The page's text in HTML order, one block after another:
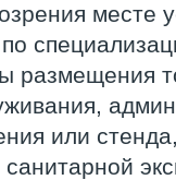
месте
размещения
или